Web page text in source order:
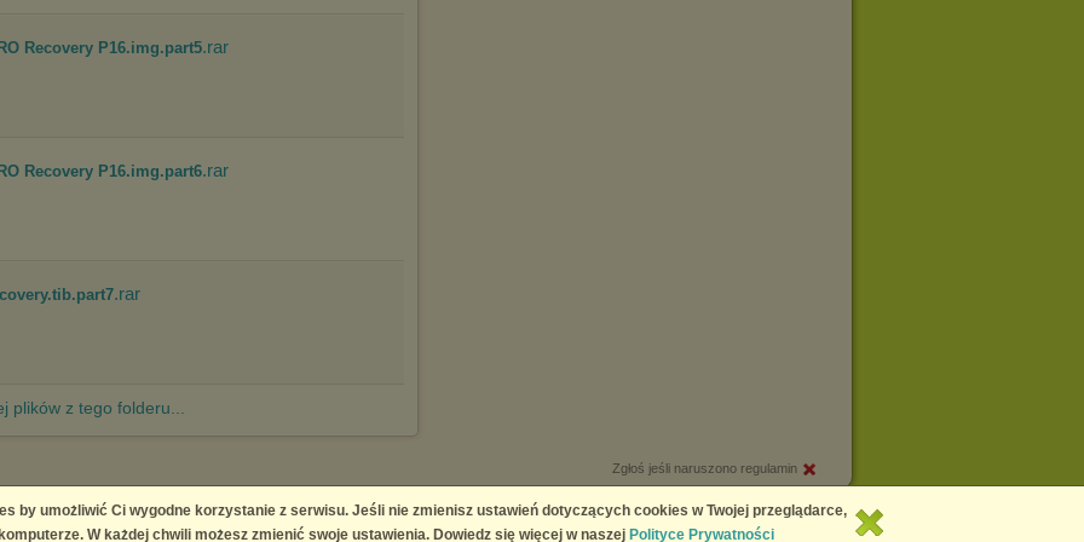
Recovery P16.img.part5.rar
Recovery P16.img.part6.rar
.rar
plików z tego folderu...
Zgłoś jeśli naruszono regulamin
infringement
Copyright © 2026Chomikuj.pl
by umożliwić Ci wygodne korzystanie z serwisu. Jeśli nie zmienisz ustawień dotyczących cookies w Twojej przeglądarce,
W każdej chwili możesz zmienić swoje ustawienia. Dowiedz się więcej w naszej Polityce Prywatności